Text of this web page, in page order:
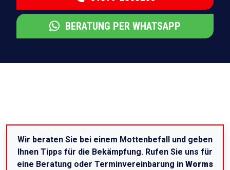
BERATUNG PER WHATSAPP
Wir beraten Sie bei einem Mottenbefall und geben
Ihnen Tipps für die Bekämpfung. Rufen Sie uns für
eine Beratung oder Terminvereinbarung in Worms